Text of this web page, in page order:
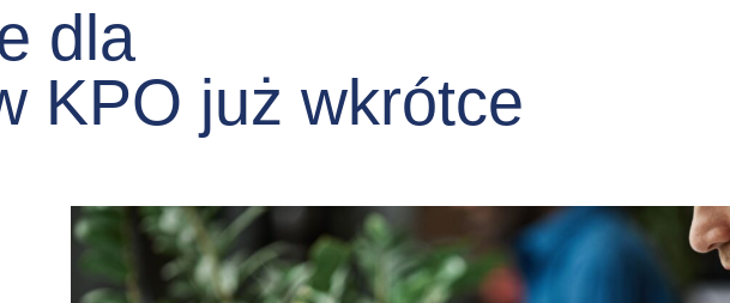
dla
KPO już wkrótce